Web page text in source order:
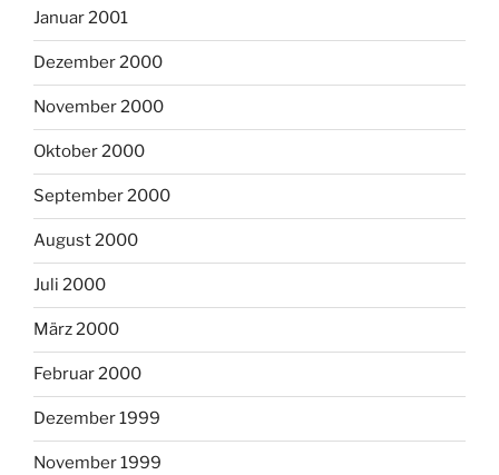
Januar 2001
Dezember 2000
November 2000
Oktober 2000
September 2000
August 2000
Juli 2000
März 2000
Februar 2000
Dezember 1999
November 1999